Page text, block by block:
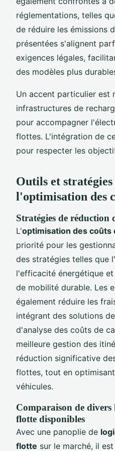
réglementations, telles
de réduire les émissions
présentées s'alignent
exigences légales,
des modèles plus
Un accent particulier est
infrastructures de
pour accompagner
flottes. L'intégration de
pour respecter les
Outils et
l'optimisation des
Stratégies de réduction
L'optimisation des coûts
priorité pour les
des stratégies telles que
l'efficacité énergétique
de mobilité durable. Les
également réduire les
intégrant des solutions
d'analyse des coûts de
meilleure gestion des
réduction significative
flottes, tout en
véhicules.
Comparaison de divers
flotte disponibles
Avec une panoplie de
flotte sur le marché, il